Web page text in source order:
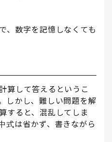
、数字を記憶しなくても
算して答えるというこ
しかし、難しい問題を解
すると、混乱してしま
式は省かず、書きながら